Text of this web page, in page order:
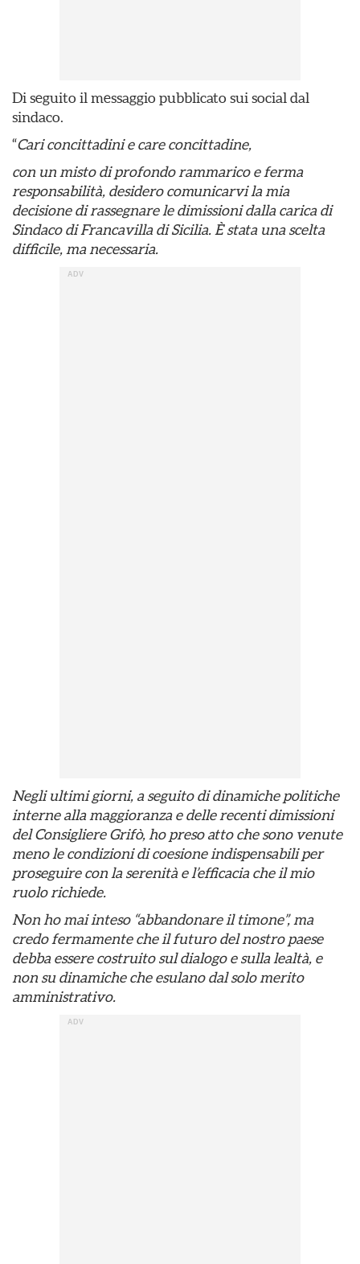
Di seguito il messaggio pubblicato sui social dal
sindaco.
“Cari concittadini e care concittadine,
con un misto di profondo rammarico e ferma
responsabilità, desidero comunicarvi la mia
decisione di rassegnare le dimissioni dalla carica di
Sindaco di Francavilla di Sicilia. È stata una scelta
difficile, ma necessaria.
Negli ultimi giorni, a seguito di dinamiche politiche
interne alla maggioranza e delle recenti dimissioni
del Consigliere Grifò, ho preso atto che sono venute
meno le condizioni di coesione indispensabili per
proseguire con la serenità e l’efficacia che il mio
ruolo richiede.
Non ho mai inteso “abbandonare il timone”, ma
credo fermamente che il futuro del nostro paese
debba essere costruito sul dialogo e sulla lealtà, e
non su dinamiche che esulano dal solo merito
amministrativo.